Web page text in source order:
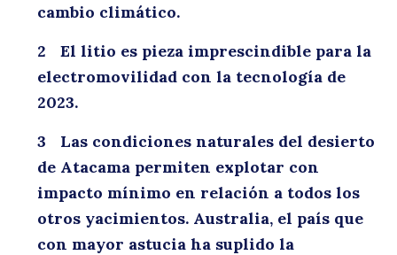
cambio climático.
El litio es pieza imprescindible para la
electromovilidad con la tecnología de
2023.
Las condiciones naturales del desierto
de Atacama permiten explotar con
impacto mínimo en relación a todos los
otros yacimientos. Australia, el país que
con mayor astucia ha suplido la